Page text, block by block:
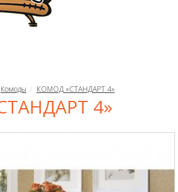
Комоды КОМОД «СТАНДАРТ 4»
4»